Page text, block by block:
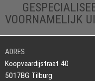
VOORNAMELIJK
ADRES
Koopvaardijstraat 40
5017BG Tilburg